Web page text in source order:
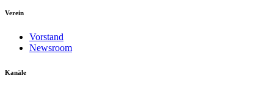
Verein
Vorstand
Newsroom
Kanäle